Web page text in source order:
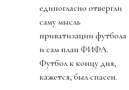
единогласно отвергли
саму мысль
приватизации футбола
и сам план ФИФА.
Футбол к концу дня,
кажется, был спасен.